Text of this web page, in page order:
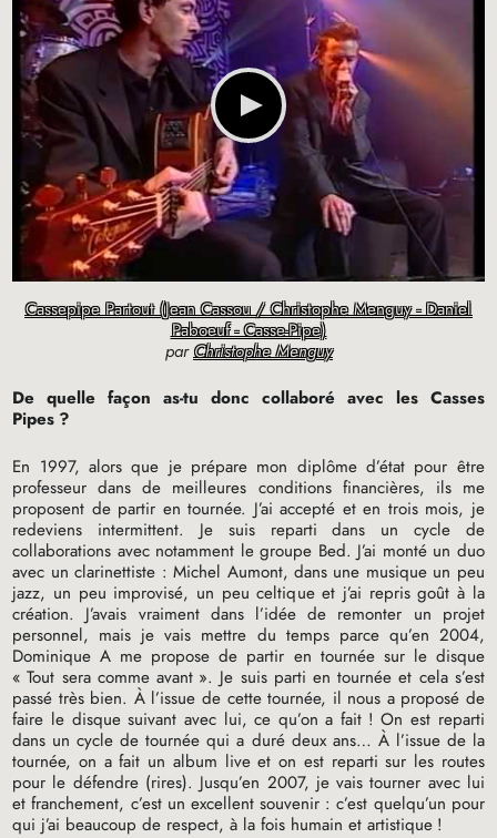
Cassepipe Partout (Jean Cassou / Christophe Menguy - Daniel
Paboeuf - Casse-Pipe)
parChristophe Menguy
De quelle façon as-tu donc collaboré avec les Casses
Pipes ?
En 1997, alors que je prépare mon diplôme d’état pour être
professeur dans de meilleures conditions financières, ils me
proposent de partir en tournée. J’ai accepté et en trois mois, je
redeviens intermittent. Je suis reparti dans un cycle de
collaborations avec notamment le groupe Bed. J’ai monté un duo
avec un clarinettiste : Michel Aumont, dans une musique un peu
jazz, un peu improvisé, un peu celtique et j’ai repris goût à la
création. J’avais vraiment dans l’idée de remonter un projet
personnel, mais je vais mettre du temps parce qu’en 2004,
Dominique A me propose de partir en tournée sur le disque
« Tout sera comme avant ». Je suis parti en tournée et cela s’est
passé très bien. À l’issue de cette tournée, il nous a proposé de
faire le disque suivant avec lui, ce qu’on a fait ! On est reparti
dans un cycle de tournée qui a duré deux ans… À l’issue de la
tournée, on a fait un album live et on est reparti sur les routes
pour le défendre (rires). Jusqu’en 2007, je vais tourner avec lui
et franchement, c’est un excellent souvenir : c’est quelqu’un pour
qui j’ai beaucoup de respect, à la fois humain et artistique !